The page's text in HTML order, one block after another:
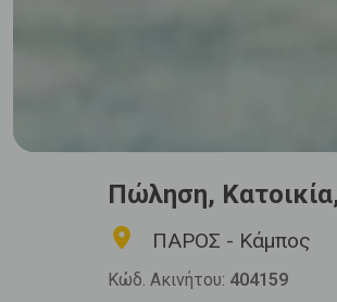
Πώληση,
ΠΑΡΟΣ - Κάμπος
Κώδ. Ακινήτου: 404159